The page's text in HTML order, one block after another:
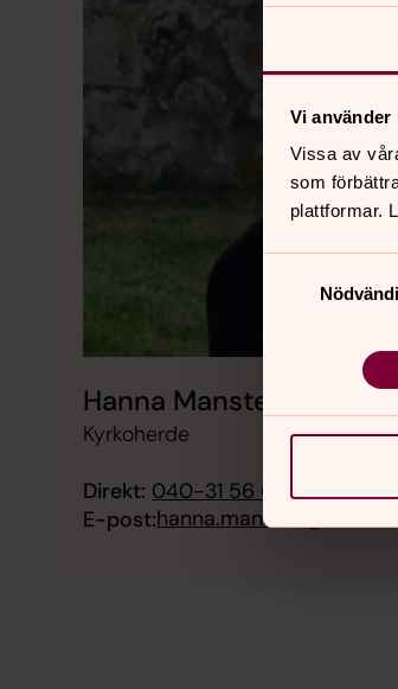
Vi använder
Vissa av
som
plattformar.
Hanna Mansten
Kyrkoherde
Direkt: 040-31 56 02 Mobil:
E-post: